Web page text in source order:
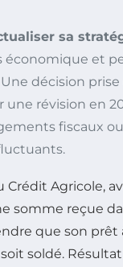
sa
économique et
décision
une révision en
fiscaux
Crédit Agricole,
somme reçue
que son prêt
soldé.